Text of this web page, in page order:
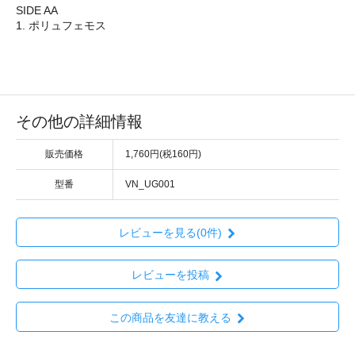
SIDE AA
1. ポリュフェモス
その他の詳細情報
販売価格 1,760円(税160円)
型番 VN_UG001
レビューを見る(0件)
レビューを投稿
この商品を友達に教える